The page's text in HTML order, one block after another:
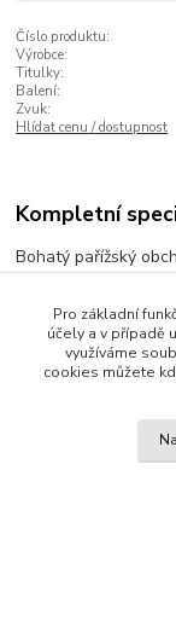
Číslo produktu:
Výrobce:
Titulky:
Balení:
Zvuk:
Hlídat cenu / dostupnost
Kompletní
Bohatý pařížský
situaci by mohla
získat alespoň část
Výrobce: VAPET |
Zboží
Pro základní
účely a v případě
využíváme
cookies můžete